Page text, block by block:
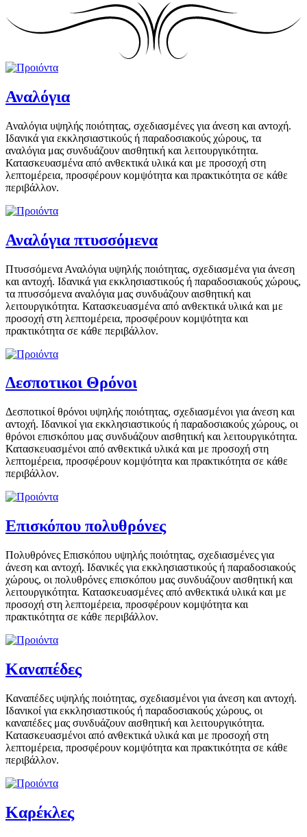
Αναλόγια
Αναλόγια υψηλής ποιότητας, σχεδιασμένες για άνεση και αντοχή.
Ιδανικά για εκκλησιαστικούς ή παραδοσιακούς χώρους, τα
αναλόγια μας συνδυάζουν αισθητική και λειτουργικότητα.
Κατασκευασμένα από ανθεκτικά υλικά και με προσοχή στη
λεπτομέρεια, προσφέρουν κομψότητα και πρακτικότητα σε κάθε
περιβάλλον.
Αναλόγια πτυσσόμενα
Πτυσσόμενα Αναλόγια υψηλής ποιότητας, σχεδιασμένα για άνεση
και αντοχή. Ιδανικά για εκκλησιαστικούς ή παραδοσιακούς χώρους,
τα πτυσσόμενα αναλόγια μας συνδυάζουν αισθητική και
λειτουργικότητα. Κατασκευασμένα από ανθεκτικά υλικά και με
προσοχή στη λεπτομέρεια, προσφέρουν κομψότητα και
πρακτικότητα σε κάθε περιβάλλον.
Δεσποτικοι Θρόνοι
Δεσποτικοί θρόνοι υψηλής ποιότητας, σχεδιασμένοι για άνεση και
αντοχή. Ιδανικοί για εκκλησιαστικούς ή παραδοσιακούς χώρους, οι
θρόνοι επισκόπου μας συνδυάζουν αισθητική και λειτουργικότητα.
Κατασκευασμένοι από ανθεκτικά υλικά και με προσοχή στη
λεπτομέρεια, προσφέρουν κομψότητα και πρακτικότητα σε κάθε
περιβάλλον.
Επισκόπου πολυθρόνες
Πολυθρόνες Επισκόπου υψηλής ποιότητας, σχεδιασμένες για
άνεση και αντοχή. Ιδανικές για εκκλησιαστικούς ή παραδοσιακούς
χώρους, οι πολυθρόνες επισκόπου μας συνδυάζουν αισθητική και
λειτουργικότητα. Κατασκευασμένες από ανθεκτικά υλικά και με
προσοχή στη λεπτομέρεια, προσφέρουν κομψότητα και
πρακτικότητα σε κάθε περιβάλλον.
Καναπέδες
Καναπέδες υψηλής ποιότητας, σχεδιασμένοι για άνεση και αντοχή.
Ιδανικοί για εκκλησιαστικούς ή παραδοσιακούς χώρους, οι
καναπέδες μας συνδυάζουν αισθητική και λειτουργικότητα.
Κατασκευασμένοι από ανθεκτικά υλικά και με προσοχή στη
λεπτομέρεια, προσφέρουν κομψότητα και πρακτικότητα σε κάθε
περιβάλλον.
Καρέκλες